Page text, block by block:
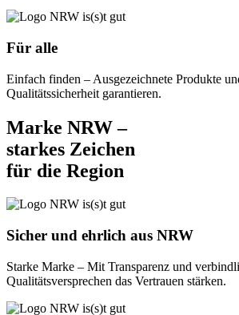
Für alle​
Einfach finden – Ausgezeichnete Produkte
Qualitätssicherheit garantieren.
Marke NRW –
starkes Zeichen
für die Region
Sicher und ehrlich aus NRW
Starke Marke – Mit Transparenz und
Qualitätsversprechen das Vertrauen stärken.